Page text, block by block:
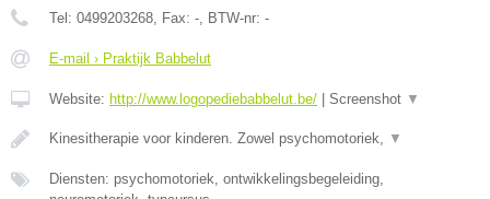
Tel: 0499203268, Fax: -, BTW-nr: -
E-mail › Praktijk Babbelut
Website: http://www.logopediebabbelut.be/ Screenshot ▼
Kinesitherapie voor kinderen. Zowel psychomotoriek, ▼
Diensten: psychomotoriek, ontwikkelingsbegeleiding,